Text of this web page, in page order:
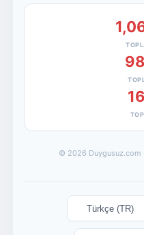
© 2026 Duygusuz.com